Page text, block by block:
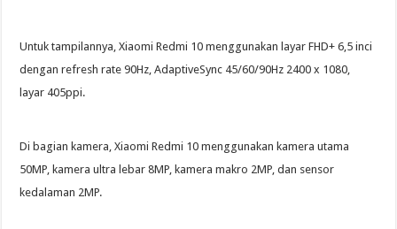
Untuk tampilannya, Xiaomi Redmi 10 menggunakan layar FHD+ 6,5 inci
dengan refresh rate 90Hz, AdaptiveSync 45/60/90Hz 2400 x 1080,
layar 405ppi.
Di bagian kamera, Xiaomi Redmi 10 menggunakan kamera utama
50MP, kamera ultra lebar 8MP, kamera makro 2MP, dan sensor
kedalaman 2MP.